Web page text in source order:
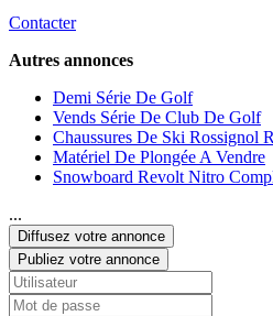
Contacter
Autres annonces
Demi Série De Golf
Vends Série De Club De Golf
Chaussures De Ski Rossignol
Matériel De Plongée A Vendre
Snowboard Revolt Nitro
...
Diffusez votre annonce
Publiez votre annonce